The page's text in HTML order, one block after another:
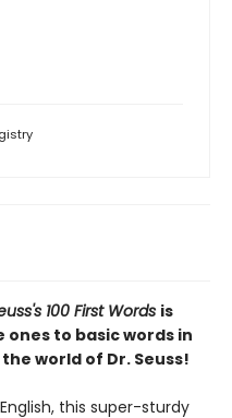
100 First Words is
to basic words in
world of Dr. Seuss!
this super-sturdy